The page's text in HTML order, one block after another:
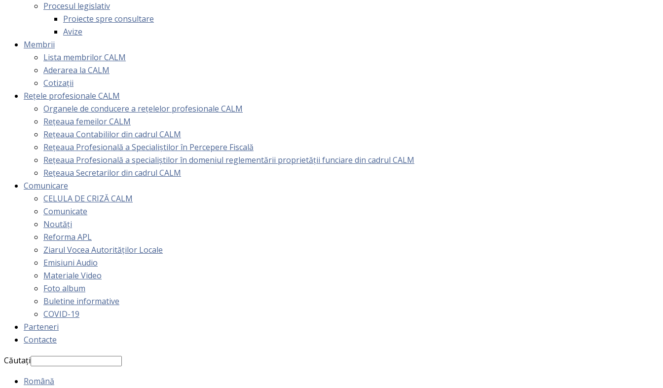
Procesul legislativ
Proiecte spre consultare
Avize
Membrii
Lista membrilor CALM
Aderarea la CALM
Cotizaţii
Rețele profesionale CALM
Organele de conducere a rețelelor profesionale CALM
Rețeaua femeilor CALM
Rețeaua Contabililor din cadrul CALM
Rețeaua Profesională a Specialiștilor în Percepere Fiscală
Reţeaua Profesională a specialiştilor în domeniul reglementării proprietăţii funciare din cadrul CALM
Rețeaua Secretarilor din cadrul CALM
Comunicare
CELULA DE CRIZĂ CALM
Comunicate
Noutăți
Reforma APL
Ziarul Vocea Autorităților Locale
Emisiuni Audio
Materiale Video
Foto album
Buletine informative
COVID-19
Parteneri
Contacte
Căutați
Română